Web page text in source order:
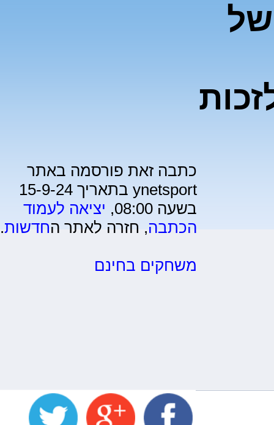
כתבה זאת פורסמה באתר
ynetsport בתאריך 15-9-24
בשעה 08:00,
יציאה לעמוד
הכתבה, חזרה לאתר החדשות.
משחקים בחינם